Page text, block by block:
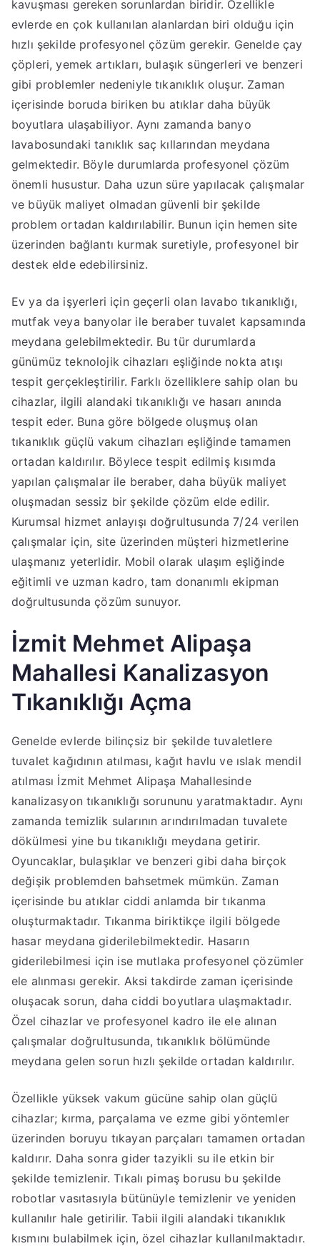
kavuşması gereken sorunlardan biridir. Özellikle
evlerde en çok kullanılan alanlardan biri olduğu için
hızlı şekilde profesyonel çözüm gerekir. Genelde çay
çöpleri, yemek artıkları, bulaşık süngerleri ve benzeri
gibi problemler nedeniyle tıkanıklık oluşur. Zaman
içerisinde boruda biriken bu atıklar daha büyük
boyutlara ulaşabiliyor. Aynı zamanda banyo
lavabosundaki tanıklık saç kıllarından meydana
gelmektedir. Böyle durumlarda profesyonel çözüm
önemli husustur. Daha uzun süre yapılacak çalışmalar
ve büyük maliyet olmadan güvenli bir şekilde
problem ortadan kaldırılabilir. Bunun için hemen site
üzerinden bağlantı kurmak suretiyle, profesyonel bir
destek elde edebilirsiniz.
Ev ya da işyerleri için geçerli olan lavabo tıkanıklığı,
mutfak veya banyolar ile beraber tuvalet kapsamında
meydana gelebilmektedir. Bu tür durumlarda
günümüz teknolojik cihazları eşliğinde nokta atışı
tespit gerçekleştirilir. Farklı özelliklere sahip olan bu
cihazlar, ilgili alandaki tıkanıklığı ve hasarı anında
tespit eder. Buna göre bölgede oluşmuş olan
tıkanıklık güçlü vakum cihazları eşliğinde tamamen
ortadan kaldırılır. Böylece tespit edilmiş kısımda
yapılan çalışmalar ile beraber, daha büyük maliyet
oluşmadan sessiz bir şekilde çözüm elde edilir.
Kurumsal hizmet anlayışı doğrultusunda 7/24 verilen
çalışmalar için, site üzerinden müşteri hizmetlerine
ulaşmanız yeterlidir. Mobil olarak ulaşım eşliğinde
eğitimli ve uzman kadro, tam donanımlı ekipman
doğrultusunda çözüm sunuyor.
İzmit Mehmet Alipaşa
Mahallesi Kanalizasyon
Tıkanıklığı Açma
Genelde evlerde bilinçsiz bir şekilde tuvaletlere
tuvalet kağıdının atılması, kağıt havlu ve ıslak mendil
atılması İzmit Mehmet Alipaşa Mahallesinde
kanalizasyon tıkanıklığı sorununu yaratmaktadır. Aynı
zamanda temizlik sularının arındırılmadan tuvalete
dökülmesi yine bu tıkanıklığı meydana getirir.
Oyuncaklar, bulaşıklar ve benzeri gibi daha birçok
değişik problemden bahsetmek mümkün. Zaman
içerisinde bu atıklar ciddi anlamda bir tıkanma
oluşturmaktadır. Tıkanma biriktikçe ilgili bölgede
hasar meydana giderilebilmektedir. Hasarın
giderilebilmesi için ise mutlaka profesyonel çözümler
ele alınması gerekir. Aksi takdirde zaman içerisinde
oluşacak sorun, daha ciddi boyutlara ulaşmaktadır.
Özel cihazlar ve profesyonel kadro ile ele alınan
çalışmalar doğrultusunda, tıkanıklık bölümünde
meydana gelen sorun hızlı şekilde ortadan kaldırılır.
Özellikle yüksek vakum gücüne sahip olan güçlü
cihazlar; kırma, parçalama ve ezme gibi yöntemler
üzerinden boruyu tıkayan parçaları tamamen ortadan
kaldırır. Daha sonra gider tazyikli su ile etkin bir
şekilde temizlenir. Tıkalı pimaş borusu bu şekilde
robotlar vasıtasıyla bütünüyle temizlenir ve yeniden
kullanılır hale getirilir. Tabii ilgili alandaki tıkanıklık
kısmını bulabilmek için, özel cihazlar kullanılmaktadır.